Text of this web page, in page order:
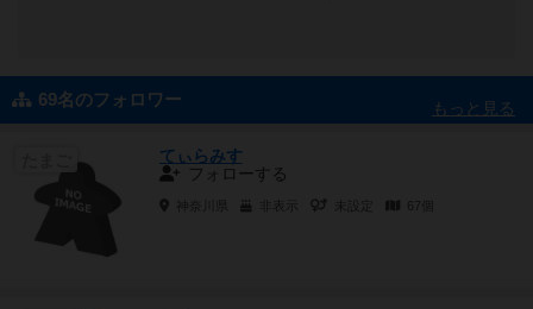
69名のフォロワー もっと見る
てぃらみす
フォローする
非表示 未設定